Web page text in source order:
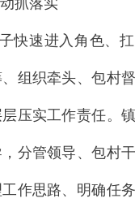
抓落实
快速进入角色、
组织牵头、包村
压实工作责任。
分管领导、包村
作思路、明确任